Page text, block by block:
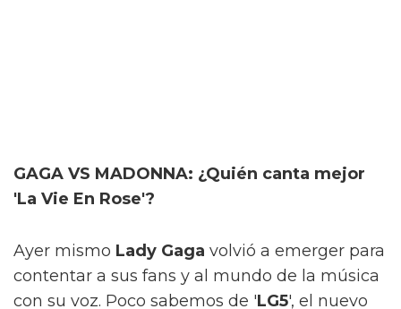
GAGA VS MADONNA: ¿Quién canta mejor
'La Vie En Rose'?
Ayer mismo Lady Gaga volvió a emerger para
contentar a sus fans y al mundo de la música
con su voz. Poco sabemos de 'LG5', el nuevo